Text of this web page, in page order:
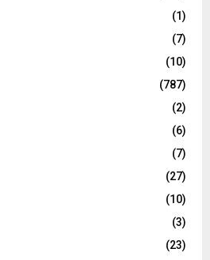
(1)
(7)
(10)
(787)
(2)
(6)
(7)
(27)
(10)
(3)
(23)